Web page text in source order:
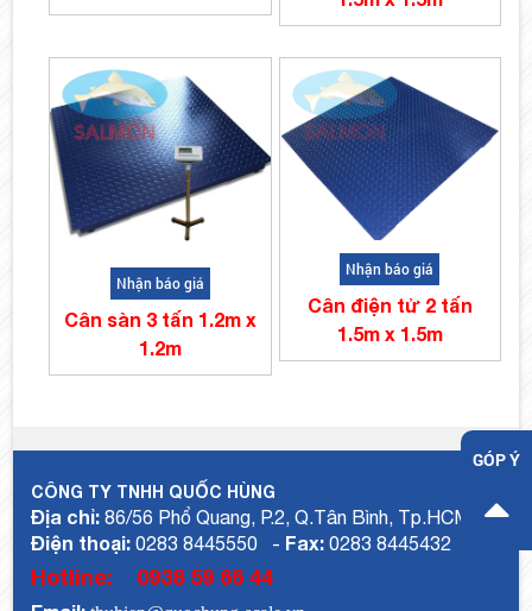
Nhận báo giá
Cân sàn 3 tấn 1.2m x
1.2m
Nhận báo giá
Cân điện tử 2 tấn
1.5m x 1.5m
CÔNG TY TNHH QUỐC HÙNG
Địa chỉ: 86/56 Phổ Quang, P.2, Q.Tân Bình, Tp.HCM
Điện thoại:0283 8445550 - Fax: 0283 8445432
Hotline: 0938 59 66 44
GÓP Ý